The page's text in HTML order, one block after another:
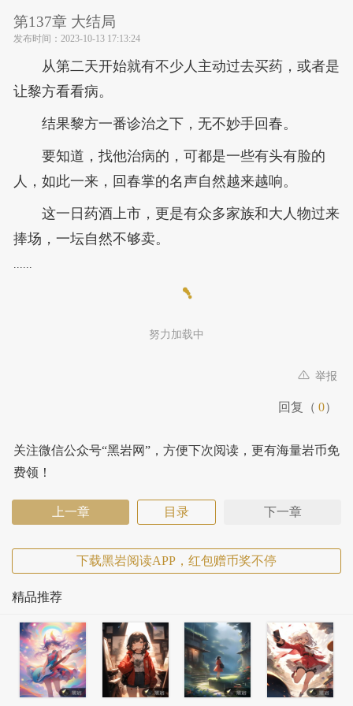
第137章 大结局
发布时间： 2023-10-13 17:13:24
从第二天开始就有不少人主动过去买药，或者是
让黎方看看病。
结果黎方一番诊治之下，无不妙手回春。
要知道，找他治病的，可都是一些有头有脸的
人，如此一来，回春掌的名声自然越来越响。
这一日药酒上市，更是有众多家族和大人物过来
捧场，一坛自然不够卖。
......
努力加载中
举报
回复（ 0）
关注微信公众号“黑岩网”，方便下次阅读，更有海量岩币免
费领！
上一章 目录 下一章
下载黑岩阅读APP，红包赠币奖不停
精品推荐